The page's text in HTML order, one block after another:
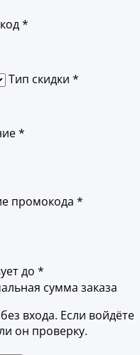
*
Тип скидки *
*
промокода *
до *
сумма заказа
входа. Если войдёте
он проверку.